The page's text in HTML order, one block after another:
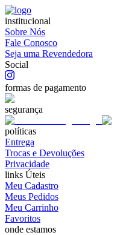
institucional
Sobre Nós
Fale Conosco
Seja uma Revendedora
Social
formas de pagamento
segurança
políticas
Entrega
Trocas e Devoluções
Privacidade
links Úteis
Meu Cadastro
Meus Pedidos
Meu Carrinho
Favoritos
onde estamos